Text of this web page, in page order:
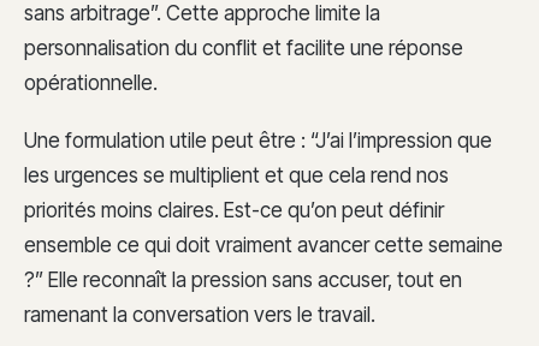
sans arbitrage”. Cette approche limite la
personnalisation du conflit et facilite une réponse
opérationnelle.
Une formulation utile peut être : “J’ai l’impression que
les urgences se multiplient et que cela rend nos
priorités moins claires. Est-ce qu’on peut définir
ensemble ce qui doit vraiment avancer cette semaine
?” Elle reconnaît la pression sans accuser, tout en
ramenant la conversation vers le travail.